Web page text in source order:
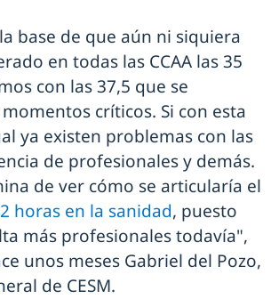
base de que aún ni siquiera
en todas las CCAA las 35
con las 37,5 que se
críticos. Si con esta
ya existen problemas con las
de profesionales y demás.
de ver cómo se articularía el
horas en la sanidad, puesto
más profesionales todavía",
unos meses Gabriel del Pozo,
de CESM.